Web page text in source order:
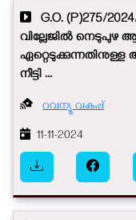
G.O. (P)275/
വില്ലേജിൽ നെടുപുഴ
നീട്ടി ...
റവന്യൂ വകുപ്പ്
11-11-2024